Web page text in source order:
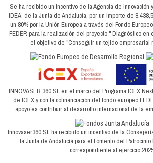
Se ha recibido un incentivo de la Agencia de Innovación
IDEA, de la Junta de Andalucía, por un importe de
un 80% por la Unión Europea a través del Fondo
FEDER para la realización del proyecto " Diagnóstico en
el objetivo de "Conseguir un tejido empresarial
INNOVASER 360 SL en el marco del Programa ICEX
de ICEX y con la cofinanciación del fondo europeo
apoyo es contribuir al desarrollo internacional de la
Innovaser360 SL ha recibido un incentivo de la
la Junta de Andalucía para el Fomento del
correspondiente al ejercicio